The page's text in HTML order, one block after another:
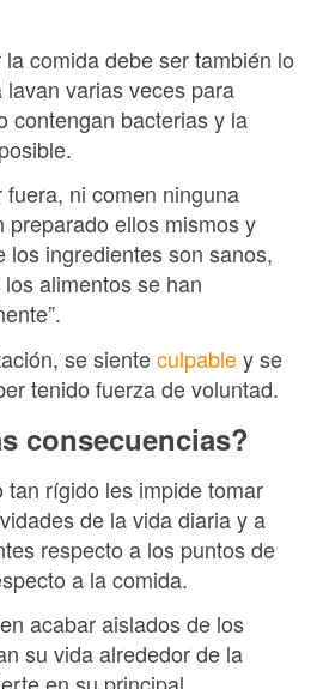
comida debe ser también lo
varias veces para
contengan bacterias y la
ni comen ninguna
preparado ellos mismos y
los ingredientes son sanos,
alimentos se han
se sienteculpabley se
tenido fuerza de voluntad.
consecuencias?
rígido les impide tomar
de la vida diaria y a
respecto a los puntos de
a la comida.
acabar aislados de los
su vida alrededor de la